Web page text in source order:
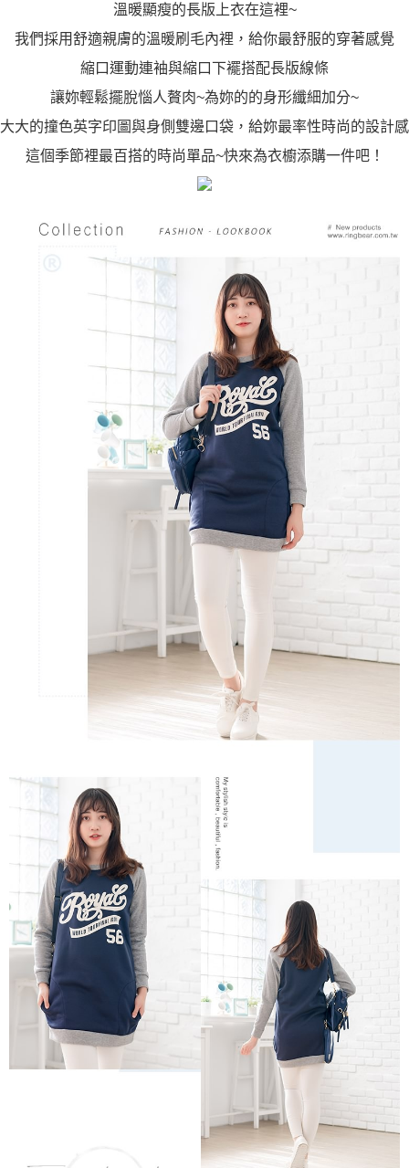
溫暖顯瘦的長版上衣在這裡~
我們採用舒適親膚的溫暖刷毛內裡，給你最舒服的穿著感覺
縮口運動連袖與縮口下襬搭配長版線條
讓妳輕鬆擺脫惱人贅肉~為妳的的身形纖細加分~
大大的撞色英字印圖與身側雙邊口袋，給妳最率性時尚的設計感
這個季節裡最百搭的時尚單品~快來為衣櫥添購一件吧！